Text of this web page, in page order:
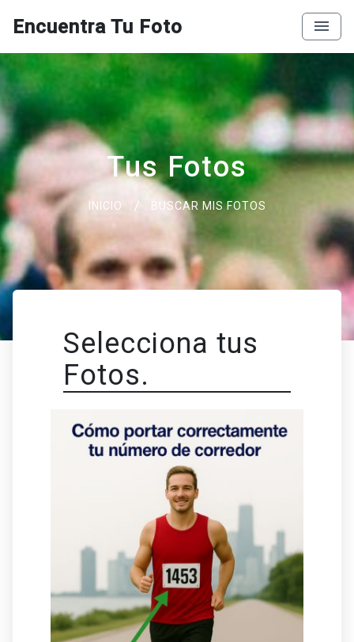
Encuentra Tu Foto
Tus Fotos
INICIO BUSCAR MIS FOTOS
Selecciona tus
Fotos.